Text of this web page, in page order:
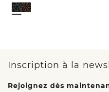
Inscription à la
Rejoignez dès